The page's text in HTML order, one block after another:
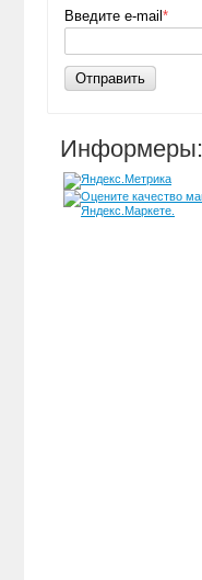
Введите e-mail *
Отправить
Информеры: